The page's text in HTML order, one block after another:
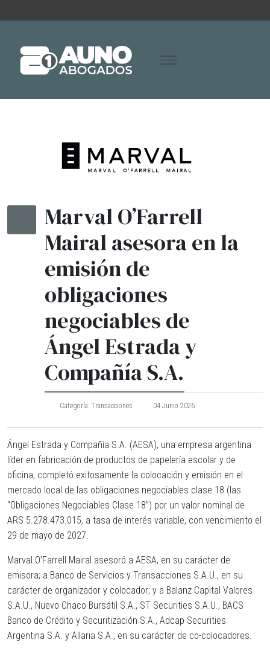
Marval O’Farrell
Mairal asesora en la
emisión de
obligaciones
negociables de
Ángel Estrada y
Compañía S.A.
Categoría: Transacciones 04 Junio 2026
Ángel Estrada y Compañía S.A. (AESA), una empresa argentina
líder en fabricación de productos de papelería escolar y de
oficina, completó exitosamente la colocación y emisión en el
mercado local de las obligaciones negociables clase 18 (las
“Obligaciones Negociables Clase 18”) por un valor nominal de
ARS 5.278.473.015, a tasa de interés variable, con vencimiento el
29 de mayo de 2027.
Marval O’Farrell Mairal asesoró a AESA, en su carácter de
emisora; a Banco de Servicios y Transacciones S.A.U., en su
carácter de organizador y colocador; y a Balanz Capital Valores
S.A.U., Nuevo Chaco Bursátil S.A., ST Securities S.A.U., BACS
Banco de Crédito y Securitización S.A., Adcap Securities
Argentina S.A. y Allaria S.A., en su carácter de co-colocadores.